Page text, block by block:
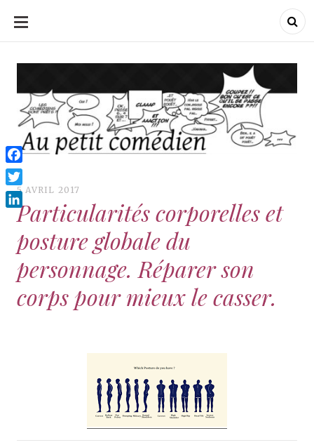
ALLER
CONTENU
Au Petit Comédien
Au Petit Comédien
5 AVRIL 2017
Particularités corporelles et
posture globale du
personnage. Réparer son
corps pour mieux le casser.
Facebook
Twitter
LinkedIn